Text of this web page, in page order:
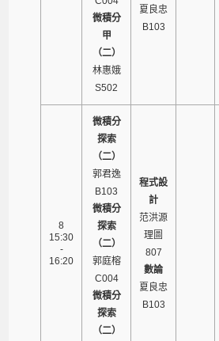
微積分
甲
（二）
林惠娥
S502
夏良忠
B103
8
15:30
-
16:20
微積分
探索
（二）
郭君逸
B103
微積分
探索
（二）
郭庭榕
C004
微積分
探索
（二）
程式設
計
范洪源
理圖
807
數論
夏良忠
B103